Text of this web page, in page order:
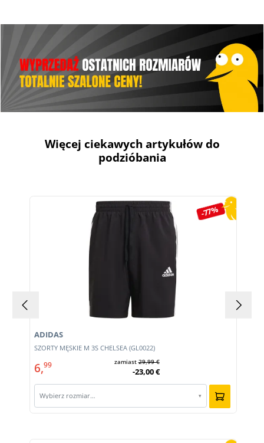
Więcej ciekawych artykułów do
podzióbania
Pomiń galerię produktów
-77%
SZORTY MĘSKIE M 3S CHELSEA (GL0022)
ADIDAS
6,99 zamiast29,99 €
-23,00 €
Wybierz rozmiar… ▾